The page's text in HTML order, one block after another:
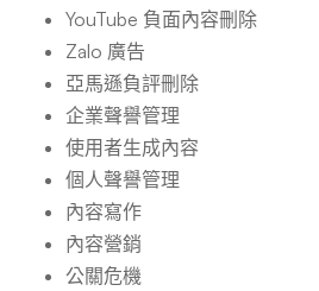
YouTube 負面內容刪除
Zalo 廣告
亞馬遜負評刪除
企業聲譽管理
使用者生成內容
個人聲譽管理
內容寫作
內容營銷
公關危機